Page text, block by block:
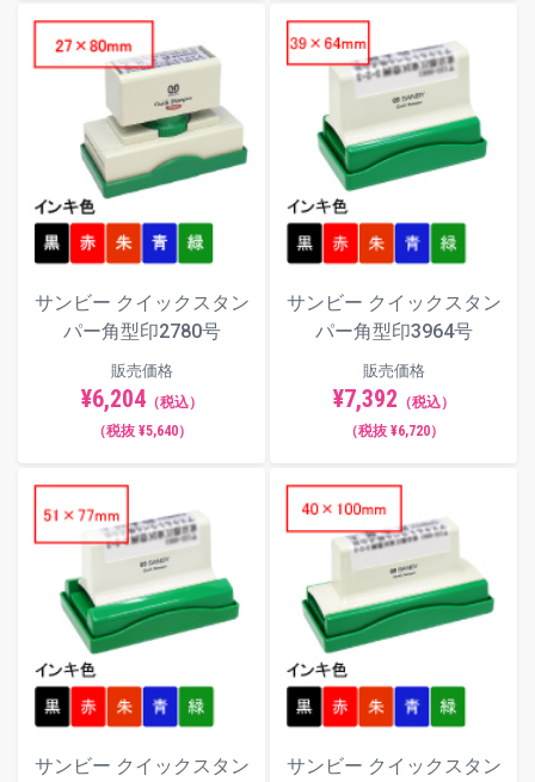
サンビー クイックスタン
パー角型印2780号
販売価格
¥6,204（税込）
（税抜 ¥5,640）
サンビー クイックスタン
パー角型印3964号
販売価格
¥7,392 （税込）
（税抜 ¥6,720）
サンビー クイックスタン
サンビー クイックスタン